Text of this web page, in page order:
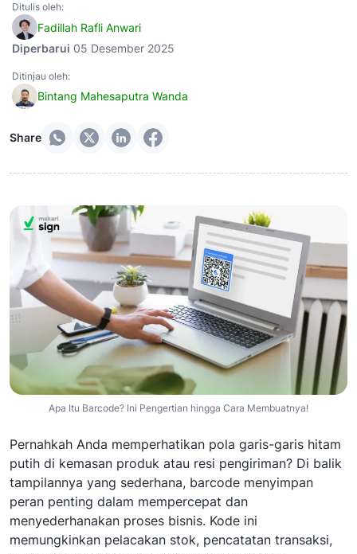
Ditulis oleh:
Fadillah Rafli Anwari
Diperbarui 05 Desember 2025
Ditinjau oleh:
Bintang Mahesaputra Wanda
Share
Apa Itu Barcode? Ini Pengertian hingga Cara Membuatnya!
Pernahkah Anda memperhatikan pola garis-garis hitam
putih di kemasan produk atau resi pengiriman? Di balik
tampilannya yang sederhana, barcode menyimpan
peran penting dalam mempercepat dan
menyederhanakan proses bisnis. Kode ini
memungkinkan pelacakan stok, pencatatan transaksi,